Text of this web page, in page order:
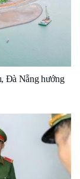
Đà Nẵng hướng